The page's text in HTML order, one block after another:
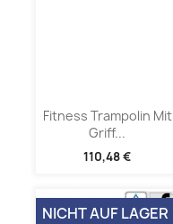
Fitness Trampolin Mit
Griff...
110,48 €
NICHT AUF LAGER